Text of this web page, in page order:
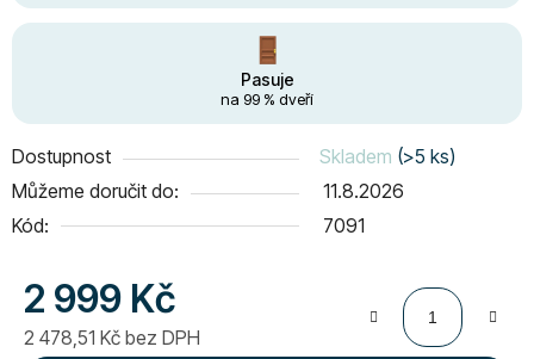
Pasuje
na 99 % dveří
Dostupnost Skladem (>5 ks)
Můžeme doručit do:
11.8.2026
Kód:
7091
2 999 Kč
2 478,51 Kč bez DPH